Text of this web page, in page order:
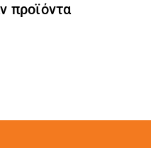
προϊόντα